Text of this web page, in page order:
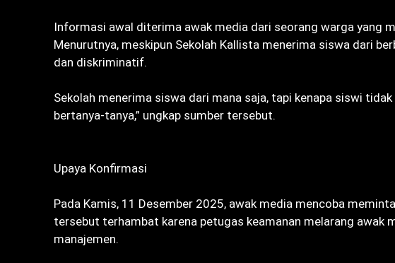
‎Informasi awal diterima awak media dari seorang warga yang
Menurutnya, meskipun Sekolah Kallista menerima siswa dari
dan diskriminatif.
‎Sekolah menerima siswa dari mana saja, tapi kenapa siswi
bertanya-tanya,” ungkap sumber tersebut.
‎Upaya Konfirmasi
‎Pada Kamis, 11 Desember 2025, awak media mencoba
tersebut terhambat karena petugas keamanan melarang awak
manajemen.